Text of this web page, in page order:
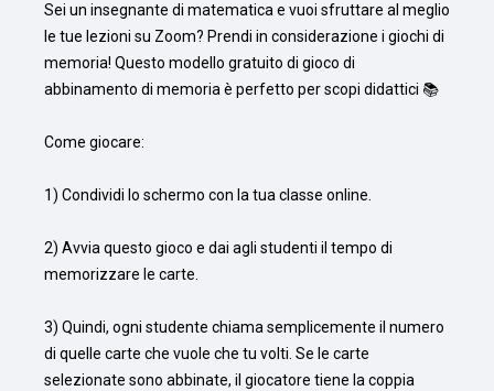
Sei un insegnante di matematica e vuoi sfruttare al meglio
le tue lezioni su Zoom? Prendi in considerazione i giochi di
memoria! Questo modello gratuito di gioco di
abbinamento di memoria è perfetto per scopi didattici 📚
Come giocare:
1) Condividi lo schermo con la tua classe online.
2) Avvia questo gioco e dai agli studenti il tempo di
memorizzare le carte.
3) Quindi, ogni studente chiama semplicemente il numero
di quelle carte che vuole che tu volti. Se le carte
selezionate sono abbinate, il giocatore tiene la coppia